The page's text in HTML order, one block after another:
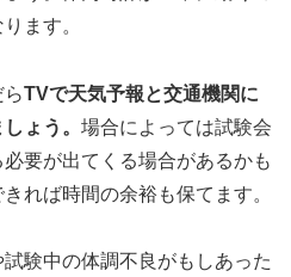
ます。
TVで天気予報と交通機関に
ょう。 場合によっては試験会
要が出てくる場合があるかも
れば時間の余裕も保てます。
験中の体調不良がもしあった